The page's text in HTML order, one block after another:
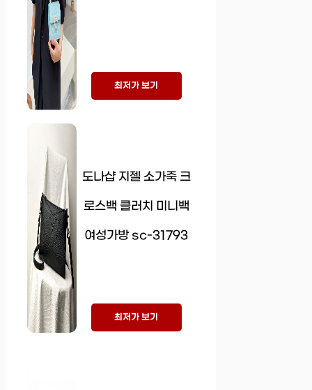
최저가 보기
도나샵 지젤 소가죽 크
로스백 클러치 미니백
여성가방 sc-31793
최저가 보기